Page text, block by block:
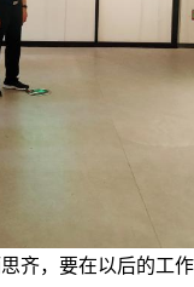
，要在以后的工作